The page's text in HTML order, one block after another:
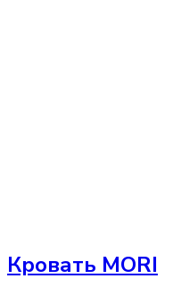
Кровать MORI